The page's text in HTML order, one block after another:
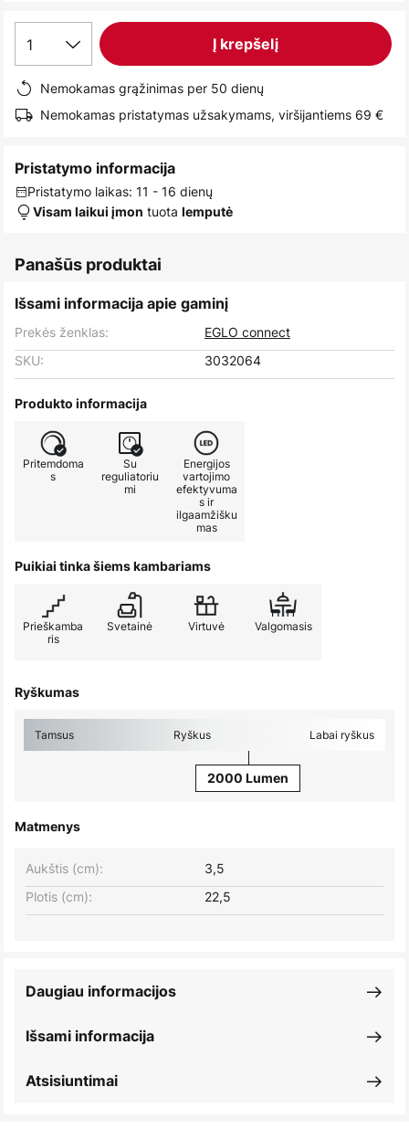
1 Į krepšelį
Nemokamas grąžinimas per 50 dienų
Nemokamas pristatymas užsakymams, viršijantiems 69 €
Pristatymo informacija
Pristatymo laikas: 11 - 16 dienų
Visam laikui įmon tuota lemputė
Panašūs produktai
Išsami informacija apie gaminį
Prekės ženklas:
EGLO connect
SKU:
3032064
Produkto informacija
Pritemdoma
s
Su
reguliatoriu
mi
Energijos
vartojimo
efektyvuma
s ir
ilgaamžišku
mas
Puikiai tinka šiems kambariams
Prieškamba
ris
Svetainė Virtuvė Valgomasis
Ryškumas
Tamsus Ryškus Labai ryškus
2000 Lumen
Matmenys
Plotis (cm): 22,5
Aukštis (cm): 3,5
Išsami informacija
Daugiau informacijos
Atsisiuntimai